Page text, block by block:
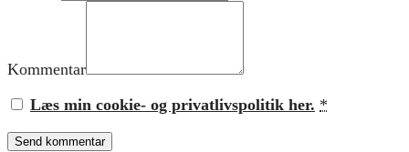
Kommentar
Læs min cookie- og privatlivspolitik her. *